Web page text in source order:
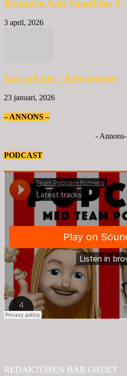
Recension Asics Superblast 3
3 april, 2026
Inne och ute – Årets trender
23 januari, 2026
– ANNONS –
- Annons-
PODCAST
REDAKTÖREN HAR ORDET